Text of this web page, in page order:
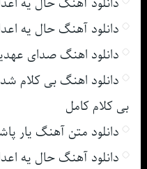
دانلود آهنگ حال یه
دانلود اهنگ صدای
دانلود اهنگ بی کلام
بی کلام کامل
دانلود متن آهنگ یار
دانلود آهنگ حال یه